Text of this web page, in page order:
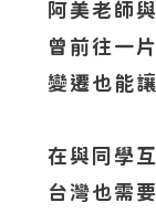
阿美老師
曾前往一
變遷也能
在與同學
台灣也需